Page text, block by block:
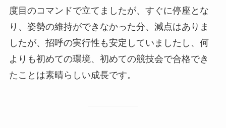
度目のコマンドで立てましたが、すぐに停座とな
り、姿勢の維持ができなかった分、減点はありま
したが、招呼の実行性も安定していましたし、何
よりも初めての環境、初めての競技会で合格でき
たことは素晴らしい成長です。